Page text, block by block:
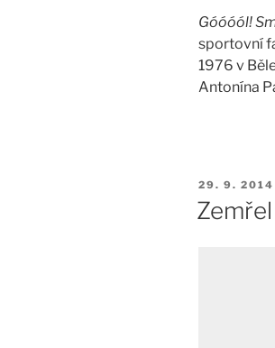
Góóóól!
sportovní
1976 v
Antonína
29. 9. 2014